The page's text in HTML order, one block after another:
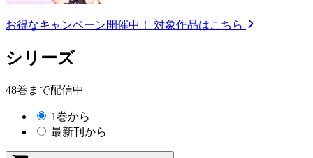
お得なキャンペーン開催中！ 対象作品はこちら
シリーズ
48巻まで配信中
1巻から
最新刊から